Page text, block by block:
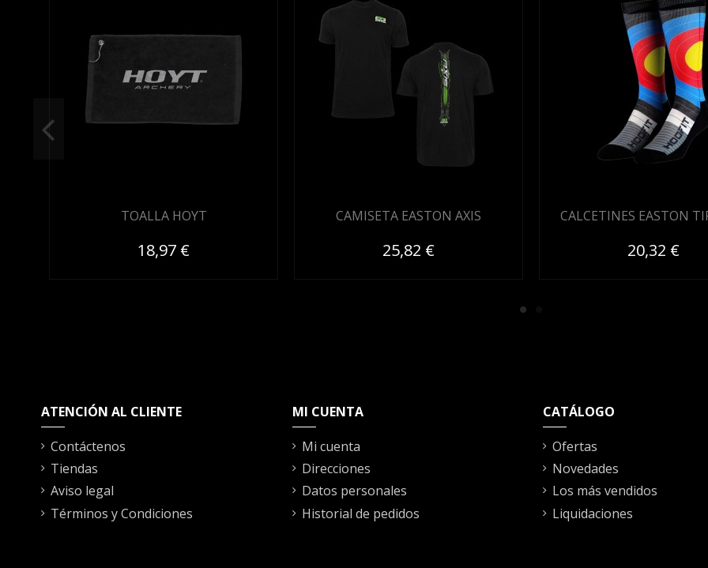
TOALLA HOYT
18,97 €
CAMISETA EASTON AXIS
25,82 €
CALCETINES EASTON
20,32 €
ATENCIÓN AL CLIENTE
Contáctenos
Tiendas
Aviso legal
Términos y Condiciones
MI CUENTA
Mi cuenta
Direcciones
Datos personales
Historial de pedidos
CATÁLOGO
Ofertas
Novedades
Los más vendidos
Liquidaciones